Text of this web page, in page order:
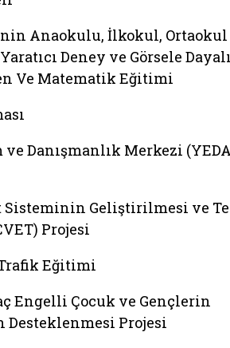
Anaokulu, İlkokul, Ortaokul
Deney ve Görsele
Ve Matematik Eğitimi
Danışmanlık Merkezi
Sisteminin Geliştirilmesi ve
Projesi
Eğitimi
Engelli Çocuk ve Gençlerin
Projesi